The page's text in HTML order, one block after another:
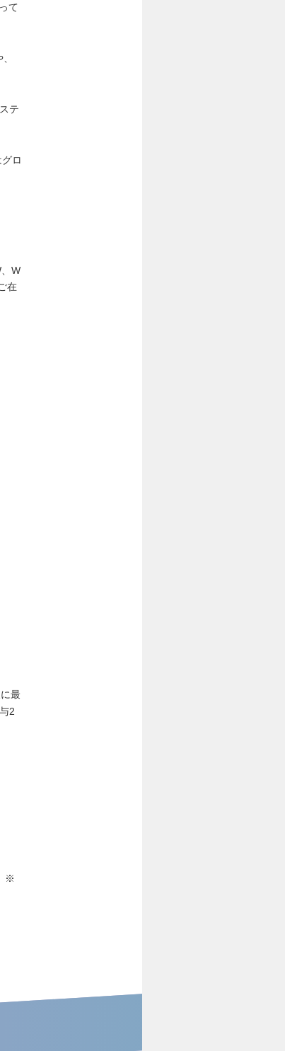
て
テ
ロ
W
在
最
2
※